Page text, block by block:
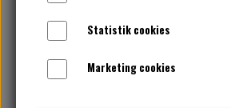
UNIKA PAKKER
STOFSALG
Statistik cookies
Marketing cookies